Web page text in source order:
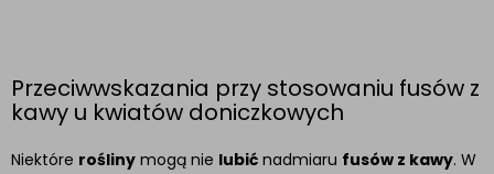
Przeciwwskazania przy stosowaniu fusów z
kawy u kwiatów doniczkowych
Niektóre rośliny mogą nie lubić nadmiaru fusów z kawy. W